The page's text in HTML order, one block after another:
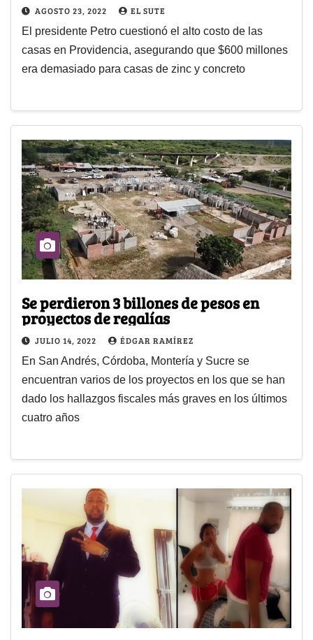
AGOSTO 23, 2022 EL SUTE
El presidente Petro cuestionó el alto costo de las
casas en Providencia, asegurando que $600 millones
era demasiado para casas de zinc y concreto
Se perdieron 3 billones de pesos en
proyectos de regalías
JULIO 14, 2022 ÉDGAR RAMÍREZ
En San Andrés, Córdoba, Montería y Sucre se
encuentran varios de los proyectos en los que se han
dado los hallazgos fiscales más graves en los últimos
cuatro años